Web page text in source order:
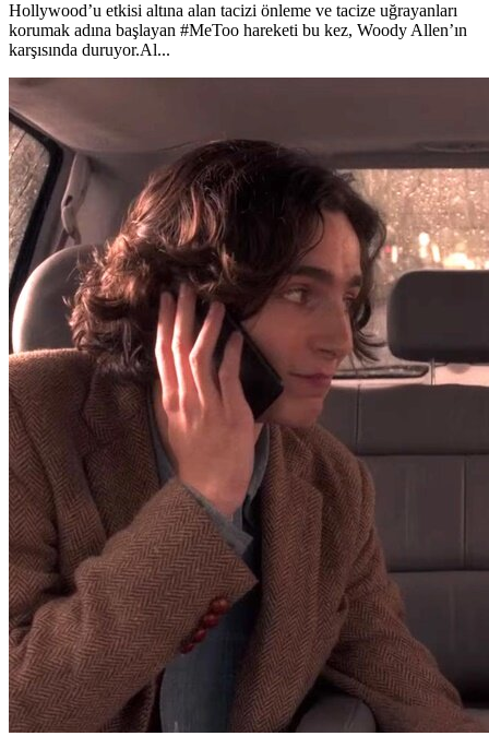
Hollywood’u etkisi altına alan tacizi önleme ve tacize uğrayanları
korumak adına başlayan #MeToo hareketi bu kez, Woody Allen’ın
karşısında duruyor.Al...